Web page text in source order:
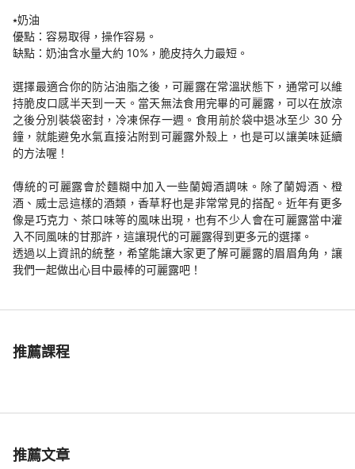
⭑奶油
優點：容易取得，操作容易。
缺點：奶油含水量大約 10%，脆皮持久力最短。
選擇最適合你的防沾油脂之後，可麗露在常溫狀態下，通常可以維
持脆皮口感半天到一天。當天無法食用完畢的可麗露，可以在放涼
之後分別裝袋密封，冷凍保存一週。食用前於袋中退冰至少 30 分
鐘，就能避免水氣直接沾附到可麗露外殼上，也是可以讓美味延續
的方法喔！
傳統的可麗露會於麵糊中加入一些蘭姆酒調味。除了蘭姆酒、橙
酒、威士忌這樣的酒類，香草籽也是非常常見的搭配。近年有更多
像是巧克力、茶口味等的風味出現，也有不少人會在可麗露當中灌
入不同風味的甘那許，這讓現代的可麗露得到更多元的選擇。
透過以上資訊的統整，希望能讓大家更了解可麗露的眉眉角角，讓
我們一起做出心目中最棒的可麗露吧！
推薦課程
推薦文章